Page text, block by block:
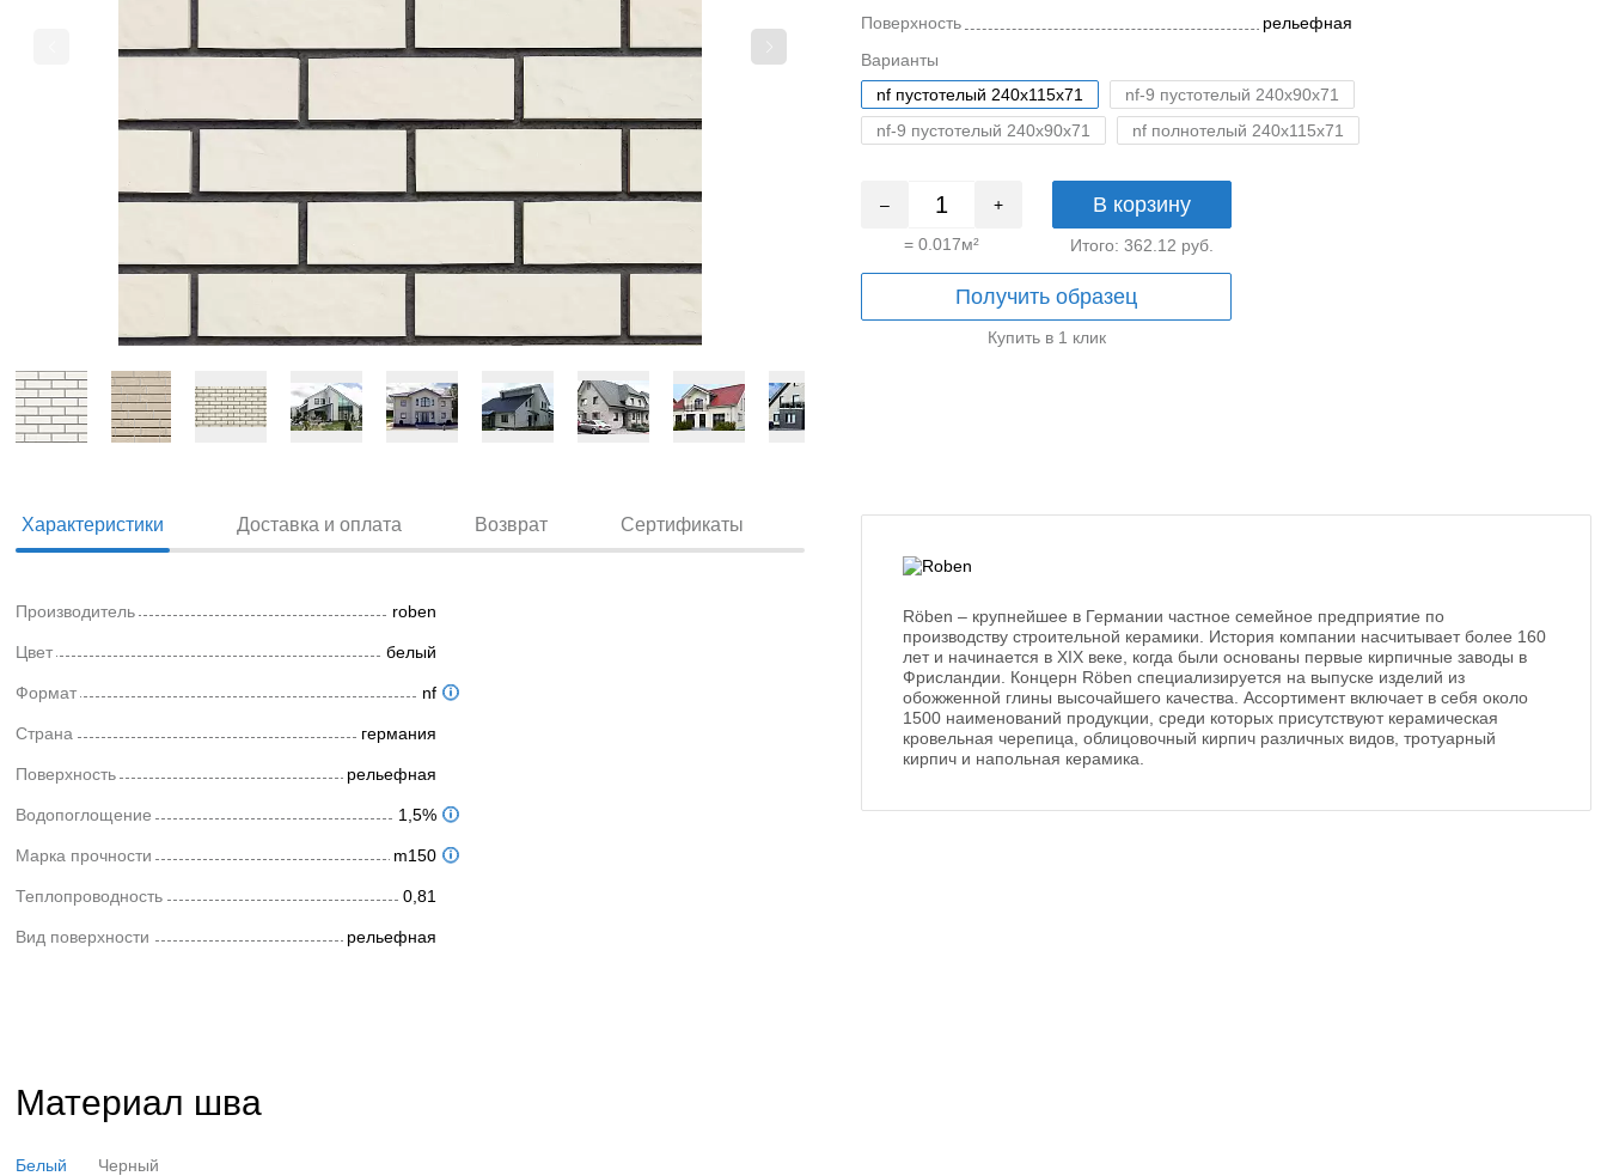
Поверхность
рельефная
Варианты
nf пустотелый 240x115x71
nf-9 пустотелый 240x90x71
nf-9 пустотелый 240x90x71
nf полнотелый 240x115x71
– +
= 0.017м²
В корзину
Итого: 362.12 руб.
Получить образец
Купить в 1 клик
Характеристики Доставка и оплата Возврат Сертификаты
Производитель roben
Цвет белый
Формат nf
Страна германия
Поверхность рельефная
Водопоглощение 1,5%
Марка прочности m150
Теплопроводность 0,81
Вид поверхности рельефная
Röben – крупнейшее в Германии частное семейное предприятие по
производству строительной керамики. История компании насчитывает более 160
лет и начинается в ХIХ веке, когда были основаны первые кирпичные заводы в
Фрисландии. Концерн Röben специализируется на выпуске изделий из
обожженной глины высочайшего качества. Ассортимент включает в себя около
1500 наименований продукции, среди которых присутствуют керамическая
кровельная черепица, облицовочный кирпич различных видов, тротуарный
кирпич и напольная керамика.
Материал шва
Белый Черный